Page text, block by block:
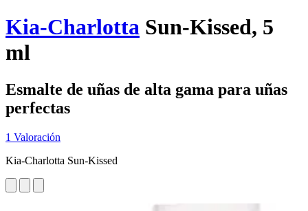
Kia-Charlotta Sun-Kissed, 5
ml
Esmalte de uñas de alta gama para uñas
perfectas
1 Valoración
Kia-Charlotta Sun-Kissed